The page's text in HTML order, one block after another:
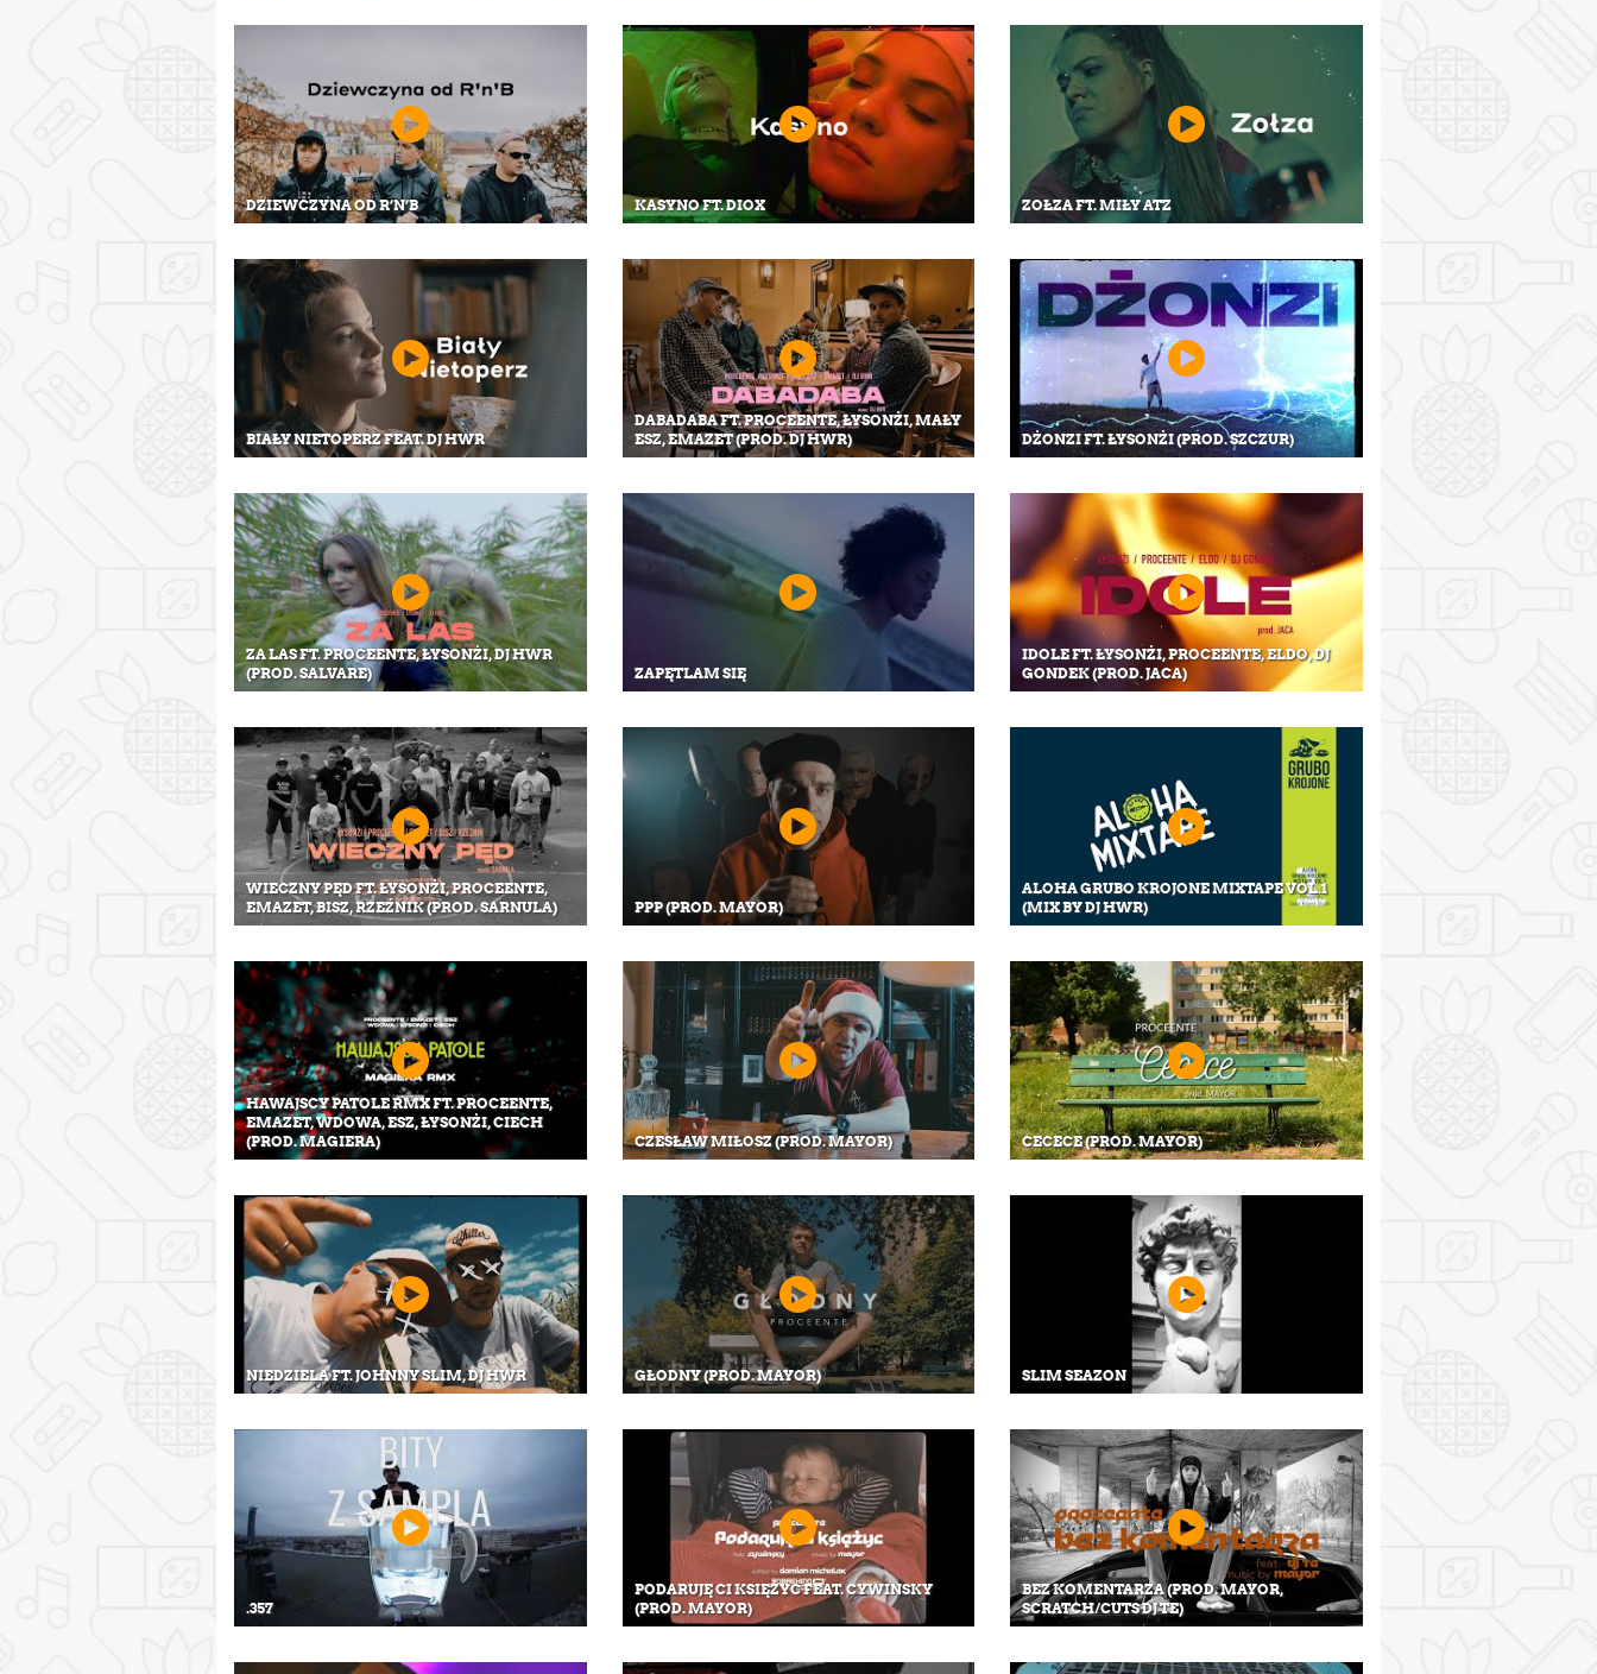
DZIEWCZYNA OD R’N’B KASYNO FT. DIOX ZOŁZA FT. MIŁY ATZ
BIAŁY NIETOPERZ FEAT. DJ HWR
DABADABA FT. PROCEENTE, ŁYSONŻI, MAŁY
ESZ, EMAZET (PROD. DJ HWR)
DŻONZI FT. ŁYSONŻI (PROD. SZCZUR)
ZA LAS FT. PROCEENTE, ŁYSONŻI, DJ HWR
(PROD. SALVARE)
ZAPĘTLAM SIĘ
IDOLE FT. ŁYSONŻI, PROCEENTE, ELDO, DJ
GONDEK (PROD. JACA)
WIECZNY PĘD FT. ŁYSONŻI, PROCEENTE,
EMAZET, BISZ, RZEŹNIK (PROD. SARNULA)
PPP (PROD. MAYOR)
ALOHA GRUBO KROJONE MIXTAPE VOL.1
(MIX BY DJ HWR)
HAWAJSCY PATOLE RMX FT. PROCEENTE,
EMAZET, WDOWA, ESZ, ŁYSONŻI, CIECH
(PROD. MAGIERA)
CZESŁAW MIŁOSZ (PROD. MAYOR) CECECE (PROD. MAYOR)
NIEDZIELA FT. JOHNNY SLIM, DJ HWR GŁODNY (PROD. MAYOR) SLIM SEAZON
.357
PODARUJĘ CI KSIĘŻYC FEAT. CYWINSKY
(PROD. MAYOR)
BEZ KOMENTARZA (PROD. MAYOR,
SCRATCH/CUTS DJ TE)